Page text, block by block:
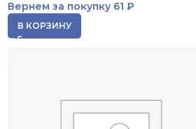
Вернем за покупку61 ₽
В КОРЗИНУ